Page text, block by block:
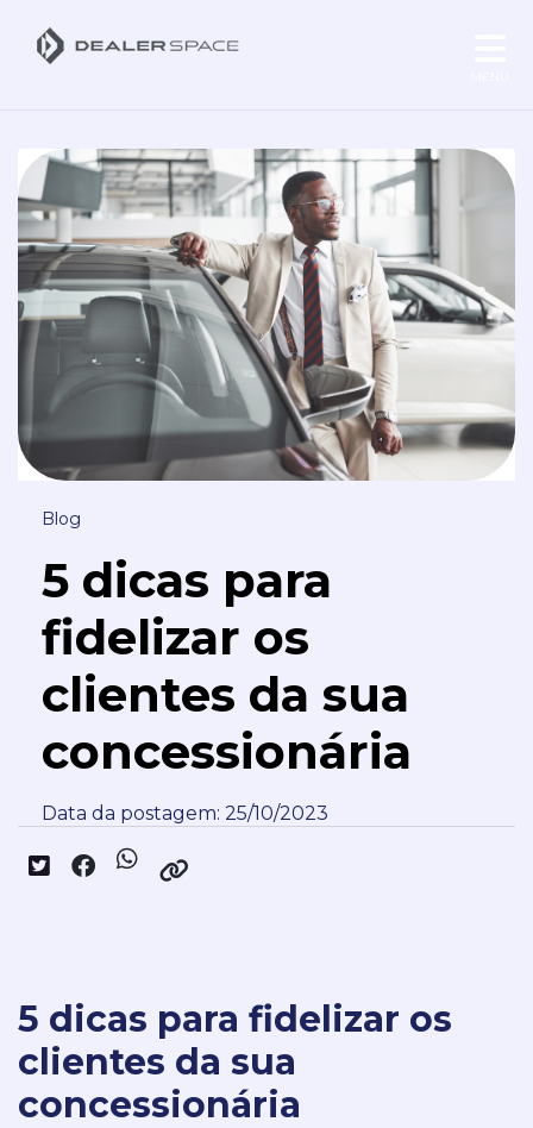
Blog
5 dicas para
fidelizar os
clientes da sua
concessionária
Data da postagem: 25/10/2023
5 dicas para fidelizar os
clientes da sua
concessionária